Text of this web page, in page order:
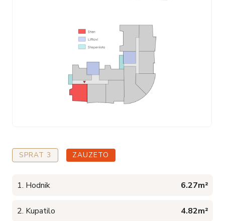
SPRAT 3 ZAUZETO
1. Hodnik 6.27m²
2. Kupatilo 4.82m²